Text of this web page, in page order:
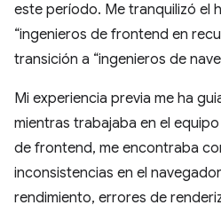
este período. Me tranquilizó el
“ingenieros de frontend en
transición a “ingenieros de
Mi experiencia previa me ha
mientras trabajaba en el
de frontend, me encontraba
inconsistencias en el
rendimiento, errores de